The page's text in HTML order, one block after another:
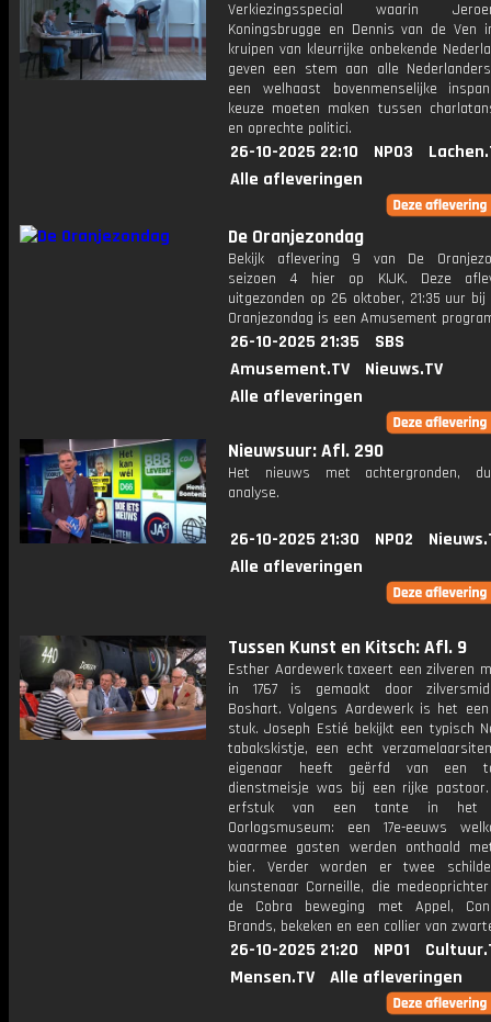
Verkiezingsspecial waarin
Koningsbrugge en Dennis van de Ven
kruipen van kleurrijke onbekende
geven een stem aan alle
een welhaast bovenmenselijke
keuze moeten maken tussen
en oprechte politici.
26-10-2025 22:10 NPO3
Alle afleveringen
De Oranjezondag
Bekijk aflevering 9 van De
seizoen 4 hier op KIJK. Deze
uitgezonden op 26 oktober, 21:35 uur bij
Oranjezondag is een Amusement
26-10-2025 21:35
SBS
Amusement.TV
Nieuws.TV
Alle afleveringen
Nieuwsuur: Afl. 290
Het nieuws met achtergronden,
analyse.
26-10-2025 21:30 NPO2
Alle afleveringen
Tussen Kunst en Kitsch: Afl. 9
Esther Aardewerk taxeert een zilveren
in 1767 is gemaakt door
Boshart. Volgens Aardewerk is het
stuk. Joseph Estié bekijkt een typisch
tabakskistje, een echt
eigenaar heeft geërfd van een
dienstmeisje was bij een rijke
erfstuk van een tante in het
Oorlogsmuseum: een 17e-eeuws
waarmee gasten werden onthaald
bier. Verder worden er twee
kunstenaar Corneille, die
de Cobra beweging met Appel,
Brands, bekeken en een collier van
26-10-2025 21:20 NPO1
Mensen.TV
Alle afleveringen